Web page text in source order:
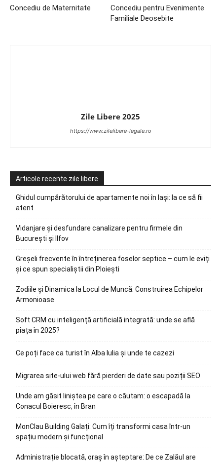
Concediu de Maternitate
Concediu pentru Evenimente
Familiale Deosebite
Zile Libere 2025
https://www.zilelibere-legale.ro
Articole recente zile libere
Ghidul cumpărătorului de apartamente noi în Iași: la ce să fii
atent
Vidanjare și desfundare canalizare pentru firmele din
București și Ilfov
Greșeli frecvente în întreținerea foselor septice – cum le eviți
și ce spun specialiștii din Ploiești
Zodiile și Dinamica la Locul de Muncă: Construirea Echipelor
Armonioase
Soft CRM cu inteligență artificială integrată: unde se află
piața în 2025?
Ce poți face ca turist în Alba Iulia și unde te cazezi
Migrarea site-ului web fără pierderi de date sau poziții SEO
Unde am găsit liniștea pe care o căutam: o escapadă la
Conacul Boieresc, în Bran
MonClau Building Galați: Cum îți transformi casa într-un
spațiu modern și funcțional
Administrație blocată, oraș în așteptare: De ce Zalăul are